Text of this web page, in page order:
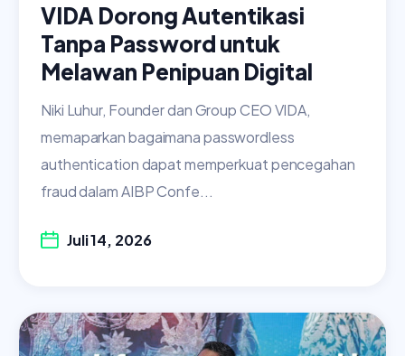
VIDA Dorong Autentikasi
Tanpa Password untuk
Melawan Penipuan Digital
Niki Luhur, Founder dan Group CEO VIDA,
memaparkan bagaimana passwordless
authentication dapat memperkuat pencegahan
fraud dalam AIBP Confe...
Juli 14, 2026